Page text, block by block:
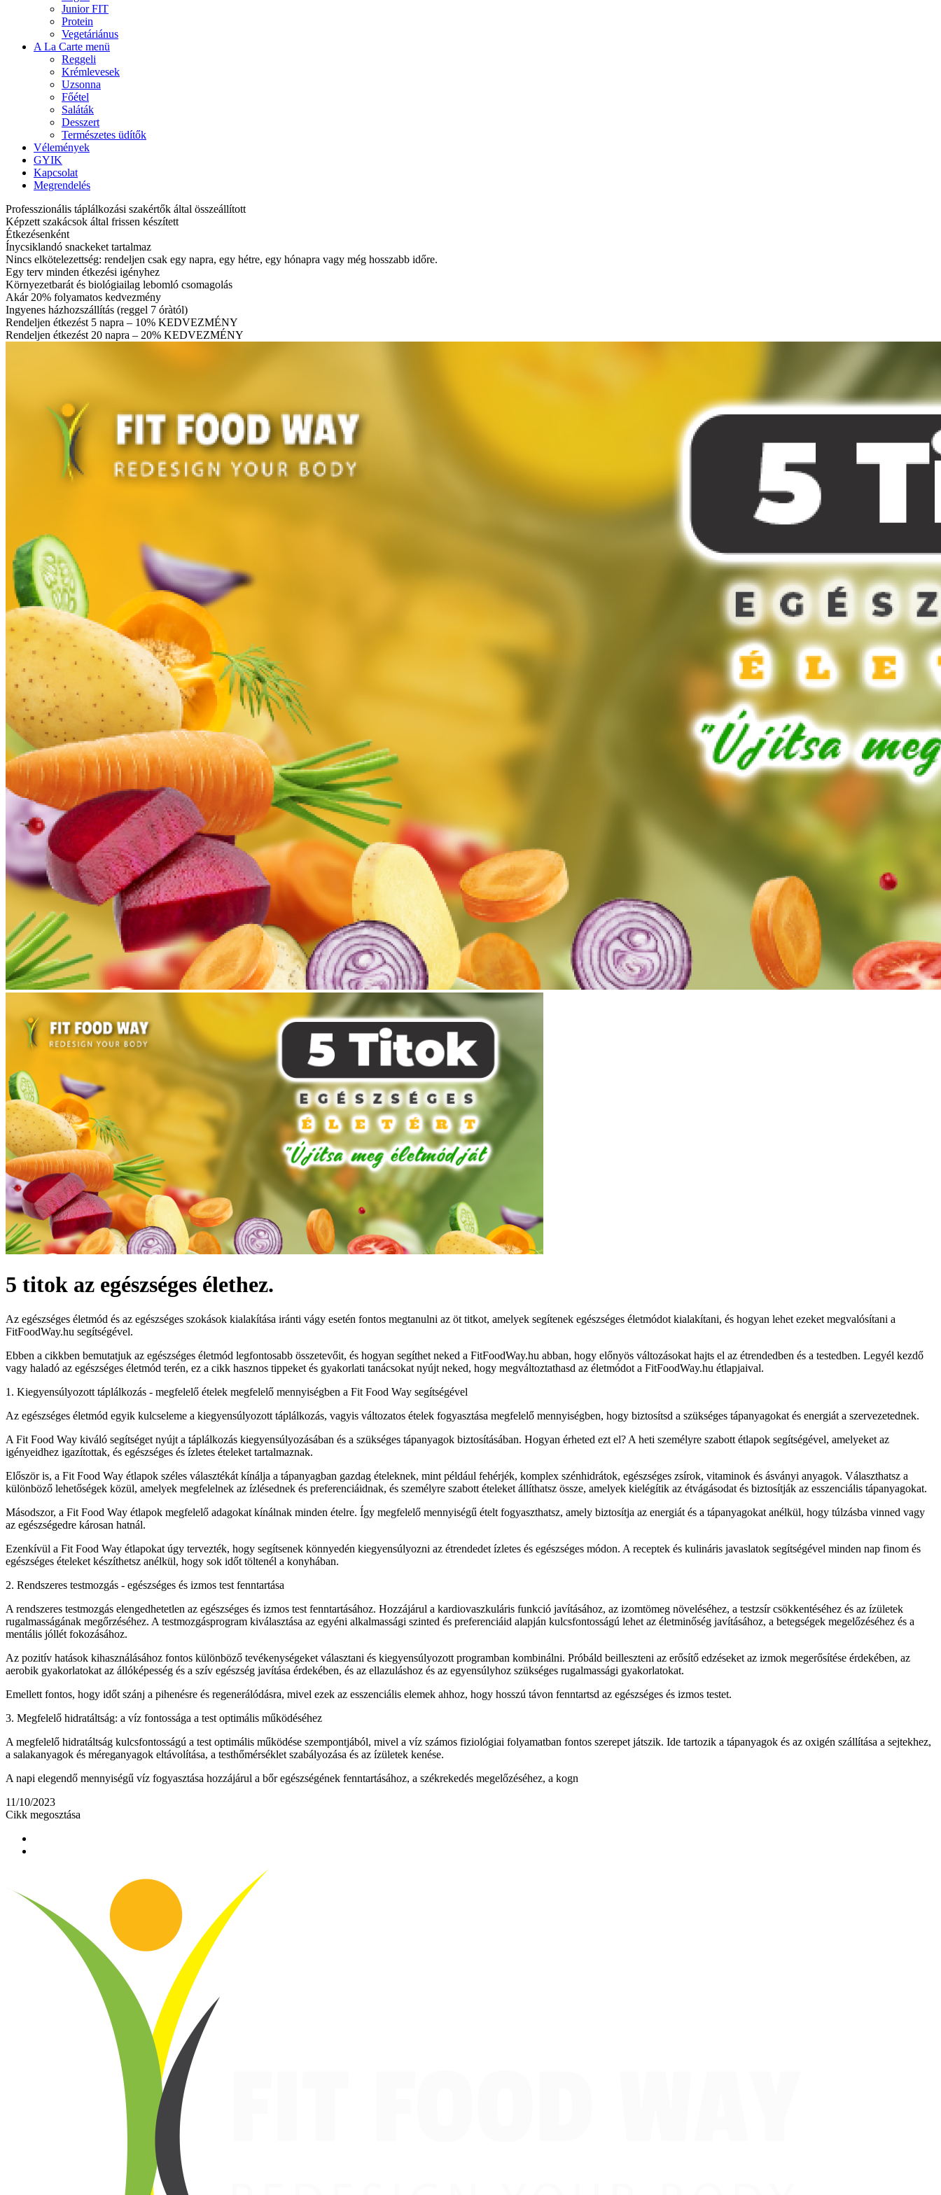
Junior FIT
Protein
Vegetáriánus
A La Carte menü
Reggeli
Krémlevesek
Uzsonna
Főétel
Saláták
Desszert
Természetes üdítők
Vélemények
GYIK
Kapcsolat
Megrendelés
Professzionális táplálkozási szakértők által összeállított
Képzett szakácsok által frissen készített
Étkezésenként
Ínycsiklandó snackeket tartalmaz
Nincs elkötelezettség: rendeljen csak egy napra, egy hétre, egy hónapra vagy még hosszabb időre.
Egy terv minden étkezési igényhez
Környezetbarát és biológiailag lebomló csomagolás
Akár 20% folyamatos kedvezmény
Ingyenes házhozszállítás (reggel 7 óràtól)
Rendeljen étkezést 5 napra – 10% KEDVEZMÉNY
Rendeljen étkezést 20 napra – 20% KEDVEZMÉNY
5 titok az egészséges élethez.
Az egészséges életmód és az egészséges szokások kialakítása iránti vágy esetén fontos megtanulni az öt titkot, amelyek segítenek egészséges életmódot kialakítani, és hogyan lehet ezeket megvalósítani a
FitFoodWay.hu segítségével.
Ebben a cikkben bemutatjuk az egészséges életmód legfontosabb összetevőit, és hogyan segíthet neked a FitFoodWay.hu abban, hogy előnyös változásokat hajts el az étrendedben és a testedben. Legyél kezdő
vagy haladó az egészséges életmód terén, ez a cikk hasznos tippeket és gyakorlati tanácsokat nyújt neked, hogy megváltoztathasd az életmódot a FitFoodWay.hu étlapjaival.
1. Kiegyensúlyozott táplálkozás - megfelelő ételek megfelelő mennyiségben a Fit Food Way segítségével
Az egészséges életmód egyik kulcseleme a kiegyensúlyozott táplálkozás, vagyis változatos ételek fogyasztása megfelelő mennyiségben, hogy biztosítsd a szükséges tápanyagokat és energiát a szervezetednek.
A Fit Food Way kiváló segítséget nyújt a táplálkozás kiegyensúlyozásában és a szükséges tápanyagok biztosításában. Hogyan érheted ezt el? A heti személyre szabott étlapok segítségével, amelyeket az
igényeidhez igazítottak, és egészséges és ízletes ételeket tartalmaznak.
Először is, a Fit Food Way étlapok széles választékát kínálja a tápanyagban gazdag ételeknek, mint például fehérjék, komplex szénhidrátok, egészséges zsírok, vitaminok és ásványi anyagok. Választhatsz a
különböző lehetőségek közül, amelyek megfelelnek az ízlésednek és preferenciáidnak, és személyre szabott ételeket állíthatsz össze, amelyek kielégítik az étvágásodat és biztosítják az esszenciális tápanyagokat.
Másodszor, a Fit Food Way étlapok megfelelő adagokat kínálnak minden ételre. Így megfelelő mennyiségű ételt fogyaszthatsz, amely biztosítja az energiát és a tápanyagokat anélkül, hogy túlzásba vinned vagy
az egészségedre károsan hatnál.
Ezenkívül a Fit Food Way étlapokat úgy tervezték, hogy segítsenek könnyedén kiegyensúlyozni az étrendedet ízletes és egészséges módon. A receptek és kulináris javaslatok segítségével minden nap finom és
egészséges ételeket készíthetsz anélkül, hogy sok időt töltenél a konyhában.
2. Rendszeres testmozgás - egészséges és izmos test fenntartása
A rendszeres testmozgás elengedhetetlen az egészséges és izmos test fenntartásához. Hozzájárul a kardiovaszkuláris funkció javításához, az izomtömeg növeléséhez, a testzsír csökkentéséhez és az ízületek
rugalmasságának megőrzéséhez. A testmozgásprogram kiválasztása az egyéni alkalmassági szinted és preferenciáid alapján kulcsfontosságú lehet az életminőség javításához, a betegségek megelőzéséhez és a
mentális jóllét fokozásához.
Az pozitív hatások kihasználásához fontos különböző tevékenységeket választani és kiegyensúlyozott programban kombinálni. Próbáld beilleszteni az erősítő edzéseket az izmok megerősítése érdekében, az
aerobik gyakorlatokat az állóképesség és a szív egészség javítása érdekében, és az ellazuláshoz és az egyensúlyhoz szükséges rugalmassági gyakorlatokat.
Emellett fontos, hogy időt szánj a pihenésre és regenerálódásra, mivel ezek az esszenciális elemek ahhoz, hogy hosszú távon fenntartsd az egészséges és izmos testet.
3. Megfelelő hidratáltság: a víz fontossága a test optimális működéséhez
A megfelelő hidratáltság kulcsfontosságú a test optimális működése szempontjából, mivel a víz számos fiziológiai folyamatban fontos szerepet játszik. Ide tartozik a tápanyagok és az oxigén szállítása a sejtekhez,
a salakanyagok és méreganyagok eltávolítása, a testhőmérséklet szabályozása és az ízületek kenése.
A napi elegendő mennyiségű víz fogyasztása hozzájárul a bőr egészségének fenntartásához, a székrekedés megelőzéséhez, a kogn
11/10/2023
Cikk megosztása